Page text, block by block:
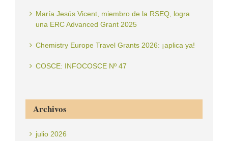
María Jesús Vicent, miembro de la RSEQ, logra
una ERC Advanced Grant 2025
Chemistry Europe Travel Grants 2026: ¡aplica ya!
COSCE: INFOCOSCE Nº 47
Archivos
julio 2026